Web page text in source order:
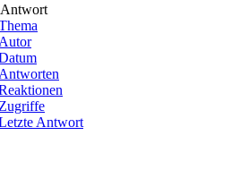
Autor
Antworten
Zugriffe
Antwort